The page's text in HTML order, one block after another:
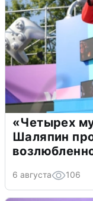
«Четырех
Шаляпин
6 августа 106